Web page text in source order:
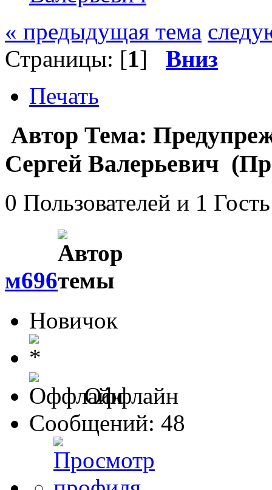
« предыдущая тема
Страницы: [1] Вниз
Печать
Автор Тема:
Сергей Валерьевич
0 Пользователей и 1
м696
Новичок
Оффлайн
Сообщений: 48